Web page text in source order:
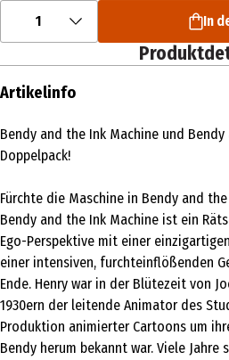
1 In
Artikelinfo
Bendy and the Ink Machine und
Doppelpack!
Fürchte die Maschine in Bendy and
Bendy and the Ink Machine ist ein
Ego-Perspektive mit einer
einer intensiven, furchteinflößenden
Ende. Henry war in der Blütezeit von
1930ern der leitende Animator des
Produktion animierter Cartoons um
Bendy herum bekannt war. Viele Jahre